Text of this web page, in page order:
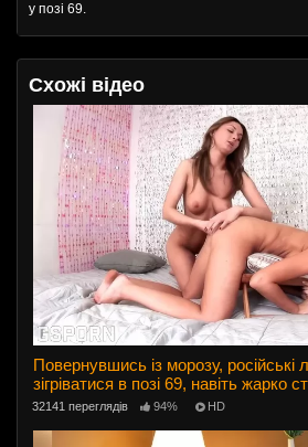
у позі 69.
Схожі відео
Повернувшись із морозу, російські
зігріватися в позі 69, навіть жарко
32141 переглядів 94% HD